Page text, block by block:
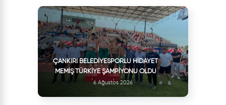
ÇANKIRI BELEDIYESPORLU HIDAYET
MEMIŞ TÜRKIYE ŞAMPIYONU OLDU
6 Ağustos 2026